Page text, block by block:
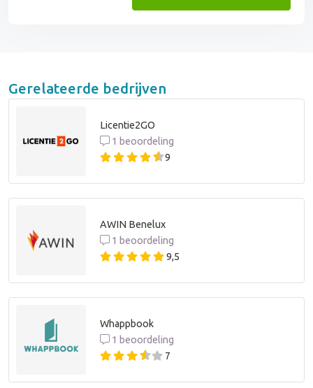
Gerelateerde bedrijven
Licentie2GO
1 beoordeling
9
AWIN Benelux
1 beoordeling
9,5
Whappbook
1 beoordeling
7